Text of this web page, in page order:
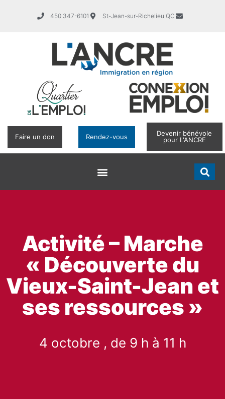
450 347-6101 St-Jean-sur-Richelieu QC
Faire un don Rendez-vous
Devenir bénévole
pour L'ANCRE
Activité – Marche
« Découverte du
Vieux-Saint-Jean et
ses ressources »
4 octobre , de 9 h à 11 h